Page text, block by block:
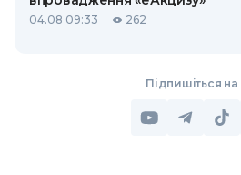
04.08 09:33 262
Підпишіться на